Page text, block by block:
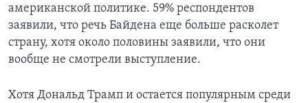
американской политике. 59% респондентов
заявили, что речь Байдена еще больше расколет
страну, хотя около половины заявили, что они
вообще не смотрели выступление.
Хотя Дональд Трамп и остается популярным среди